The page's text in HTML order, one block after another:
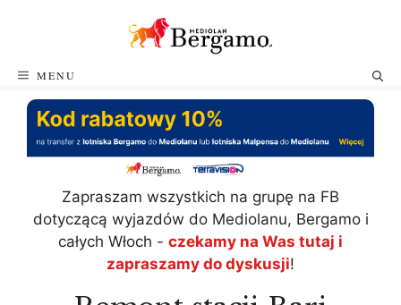
MENU
Zapraszam wszystkich na grupę na FB
dotyczącą wyjazdów do Mediolanu, Bergamo i
całych Włoch - czekamy na Was tutaj i
zapraszamy do dyskusji!